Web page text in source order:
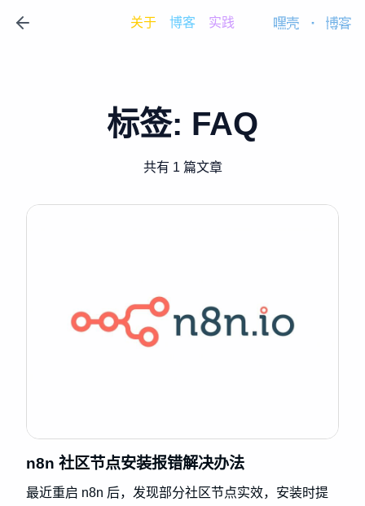
关于 博客 实践 嘿壳 · 博客
标签: FAQ
共有 1 篇文章
n8n 社区节点安装报错解决办法
最近重启 n8n 后，发现部分社区节点实效，安装时提